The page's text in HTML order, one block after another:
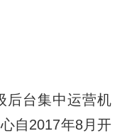
台集中运营机
自2017年8月开